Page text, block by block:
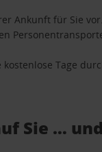
Ankunft für Sie
Tage
Sie …